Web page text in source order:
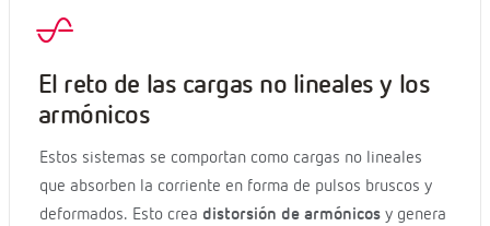
El reto de las cargas no lineales y los
armónicos
Estos sistemas se comportan como cargas no lineales
que absorben la corriente en forma de pulsos bruscos y
deformados. Esto crea distorsión de armónicos y genera